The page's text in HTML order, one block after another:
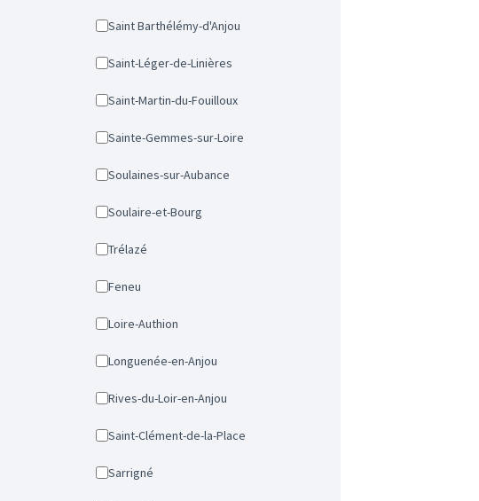
Saint Barthélémy-d'Anjou
Saint-Léger-de-Linières
Saint-Martin-du-Fouilloux
Sainte-Gemmes-sur-Loire
Soulaines-sur-Aubance
Soulaire-et-Bourg
Trélazé
Feneu
Loire-Authion
Longuenée-en-Anjou
Rives-du-Loir-en-Anjou
Saint-Clément-de-la-Place
Sarrigné